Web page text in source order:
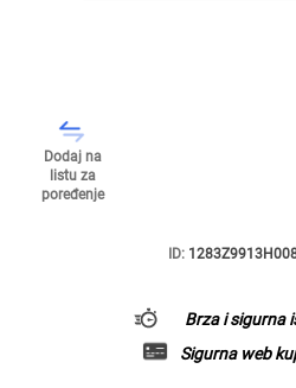
Dodaj na
listu za
poređenje
ID:
Brza i sigurna
Sigurna web